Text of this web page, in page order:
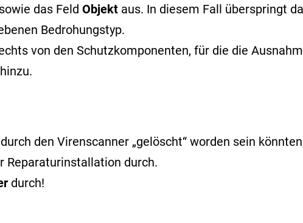
sowie das Feld Objekt aus. In diesem Fall überspringt
Bedrohungstyp.
von den Schutzkomponenten, für die die
den Virenscanner „gelöscht“ worden sein
Reparaturinstallation durch.
durch!